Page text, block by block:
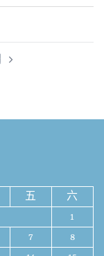
五
六
1
7
8